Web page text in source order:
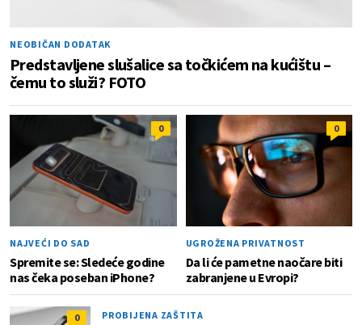
NEOBIČAN DODATAK
Predstavljene slušalice sa točkićem na kućištu –
čemu to služi? FOTO
0
NAJVEĆI DO SAD
Spremite se: Sledeće godine
nas čeka poseban iPhone?
0
UGROŽENA PRIVATNOST
Da li će pametne naočare biti
zabranjene u Evropi?
0 PROBIJENA ZAŠTITA